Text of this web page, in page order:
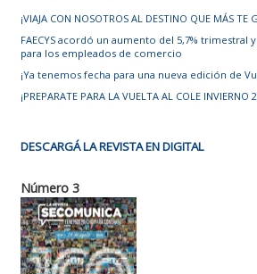
¡VIAJA CON NOSOTROS AL DESTINO QUE MÁS TE
FAECYS acordó un aumento del 5,7% trimestral
para los empleados de comercio
¡Ya tenemos fecha para una nueva edición de
¡PREPARATE PARA LA VUELTA AL COLE INVIERNO
DESCARGÁ LA REVISTA EN DIGITAL
Número 3